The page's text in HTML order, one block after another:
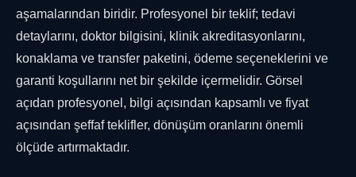
aşamalarından biridir. Profesyonel bir teklif; tedavi
detaylarını, doktor bilgisini, klinik akreditasyonlarını,
konaklama ve transfer paketini, ödeme seçeneklerini ve
garanti koşullarını net bir şekilde içermelidir. Görsel
açıdan profesyonel, bilgi açısından kapsamlı ve fiyat
açısından şeffaf teklifler, dönüşüm oranlarını önemli
ölçüde artırmaktadır.